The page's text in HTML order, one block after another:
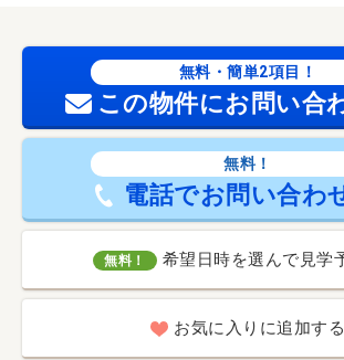
無料・簡単2項目！
この物件にお問い合
無料！
電話でお問い合わ
無料！ 希望日時を選んで見学
お気に入りに追加する